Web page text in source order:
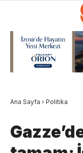
Ana Sayfa › Politika